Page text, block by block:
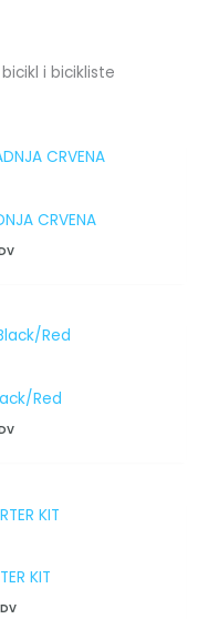
i bicikliste
CRVENA
Red
KIT